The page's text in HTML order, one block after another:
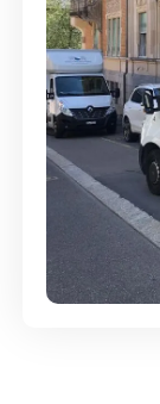
Service